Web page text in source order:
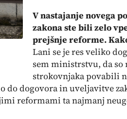
V nastajanje novega
zakona ste bili zelo
prejšnje reforme.
Lani se je res veliko
sem ministrstvu, da so
strokovnjaka povabili
do dogovora in uveljavitve
reformami ta najmanj